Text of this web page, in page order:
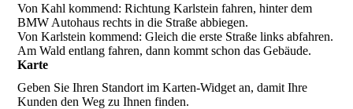
Von Kahl kommend: Richtung Karlstein fahren, hinter dem
BMW Autohaus rechts in die Straße abbiegen.
Von Karlstein kommend: Gleich die erste Straße links abfahren.
Am Wald entlang fahren, dann kommt schon das Gebäude.
Karte
Geben Sie Ihren Standort im Karten-Widget an, damit Ihre
Kunden den Weg zu Ihnen finden.